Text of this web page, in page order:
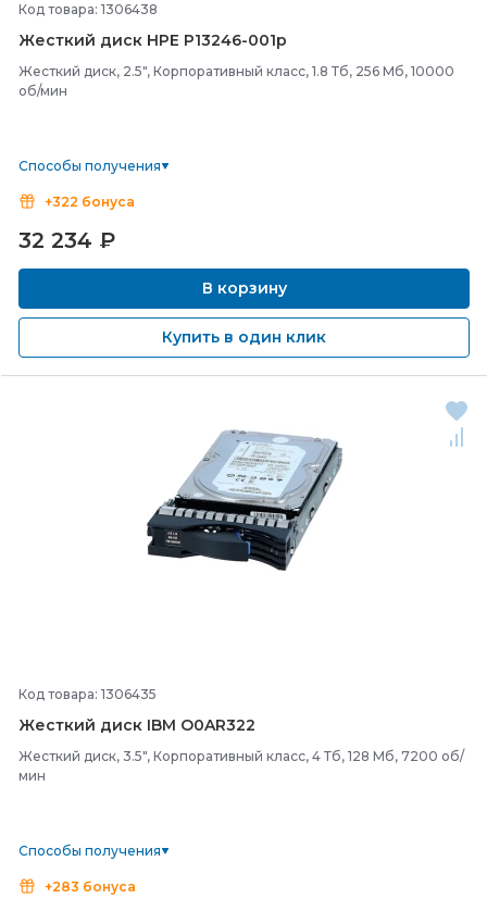
Код товара: 1306438
Жесткий диск HPE P13246-001p
Жесткий диск, 2.5", Корпоративный класс, 1.8 Тб, 256 Мб, 10000
об/мин
Способы получения
+322 бонуса
32 234 ₽
В корзину
Купить в один клик
Код товара: 1306435
Жесткий диск IBM O0AR322
Жесткий диск, 3.5", Корпоративный класс, 4 Тб, 128 Мб, 7200 об/
мин
Способы получения
+283 бонуса